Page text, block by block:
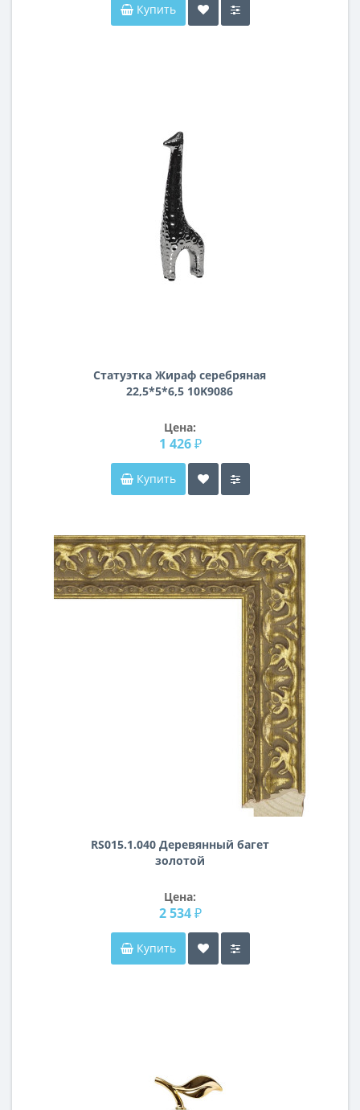
Купить
Статуэтка Жираф серебряная
22,5*5*6,5 10K9086
Цена:
1 426 ₽
Купить
RS015.1.040 Деревянный багет
золотой
Цена:
2 534 ₽
Купить